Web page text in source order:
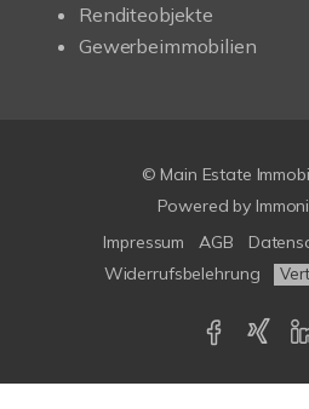
Renditeobjekte
Gewerbeimmobilien
© Main Estate
Powered by
Impressum
AGB
Widerrufsbelehrung